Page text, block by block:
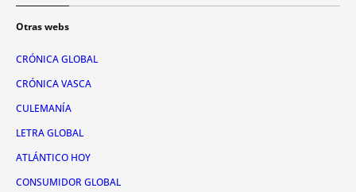
Otras webs
CRÓNICA GLOBAL
CRÓNICA VASCA
CULEMANÍA
LETRA GLOBAL
ATLÁNTICO HOY
CONSUMIDOR GLOBAL